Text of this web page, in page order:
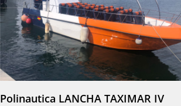
Polinautica LANCHA TAXIMAR IV